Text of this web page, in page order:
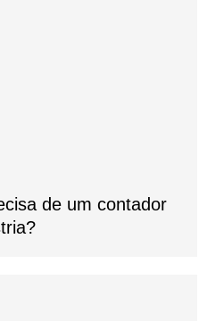
de um contador